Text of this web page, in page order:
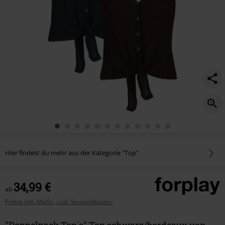
Hier findest du mehr aus der Kategorie "Top"
ab 34,99 €
Preise inkl. MwSt., zzgl. Versandkosten